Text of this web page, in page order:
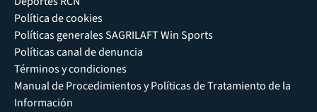
Política de cookies
Políticas generales SAGRILAFT Win Sports
Políticas canal de denuncia
Términos y condiciones
Manual de Procedimientos y Políticas de Tratamiento de la
Información